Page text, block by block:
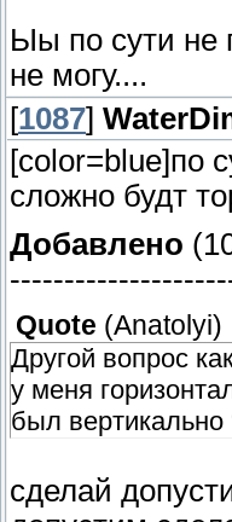
Ыы по сути не
не могу....
[1087]
[color=blue]по
сложно будт
Добавлено
Quote (Anatolyi)
Другой вопрос
у меня
был вертикально
сделай